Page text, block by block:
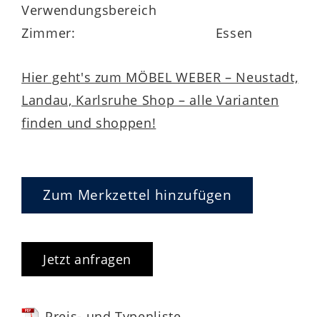
ressourcenschonende Materialien, kurze
Lieferwege und höchste
Designbewusstsein mit ökologischer
Verantwortung.
5 Jahre Herstellergarantie – ein
Qualitätsversprechen
Verwendungsbereich
Zimmer:
Essen
Hier geht's zum MÖBEL WEBER – Neustadt,
Landau, Karlsruhe Shop – alle Varianten
finden und shoppen!
Zum Merkzettel hinzufügen
Jetzt anfragen